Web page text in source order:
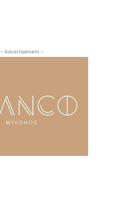
– Advertisement –